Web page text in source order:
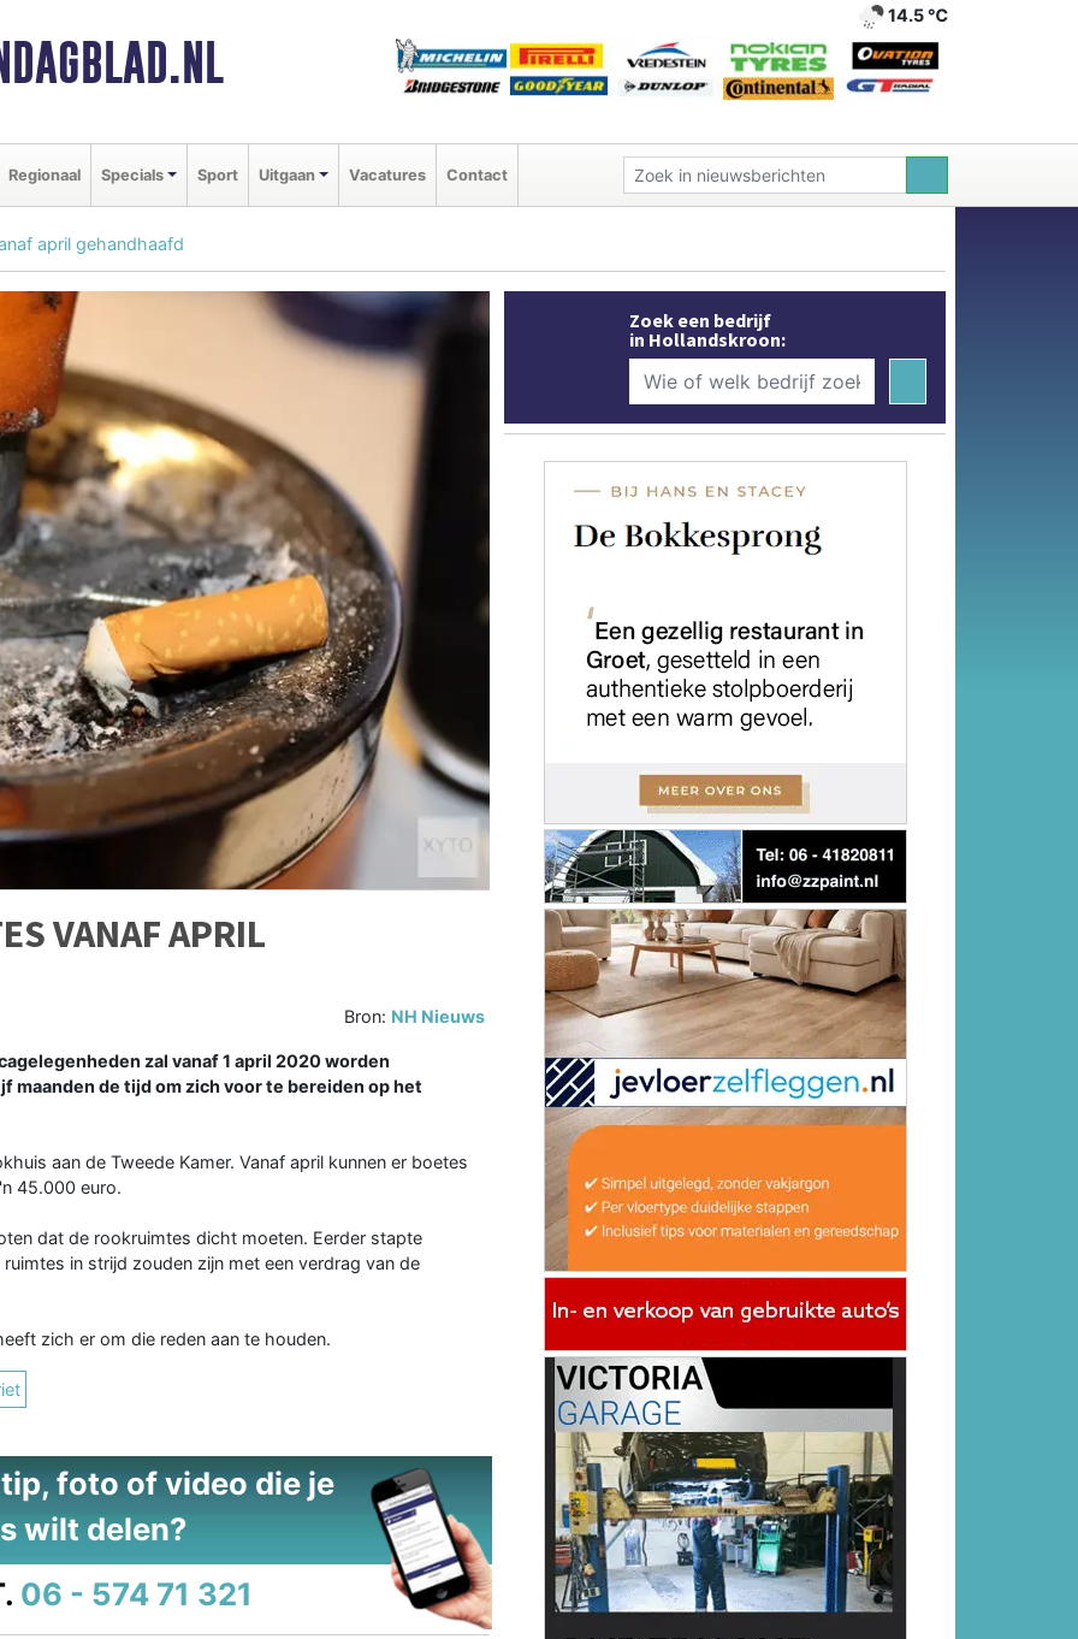
14.5 ℃
Regionaal Specials Sport Uitgaan Vacatures Contact
april gehandhaafd
VANAF APRIL
Bron: NH Nieuws
zal vanaf 1 april 2020 worden
maanden de tijd om zich voor te bereiden op het
aan de Tweede Kamer. Vanaf april kunnen er boetes
45.000 euro.
dat de rookruimtes dicht moeten. Eerder stapte
in strijd zouden zijn met een verdrag van de
zich er om die reden aan te houden.
foto of video die je
wilt delen?
06 - 574 71 321
Zoek een bedrijf
in Hollandskroon: